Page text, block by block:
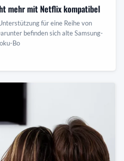
mehr mit Netflix kompatibel
für eine Reihe von
befinden sich alte Samsung-
Bo